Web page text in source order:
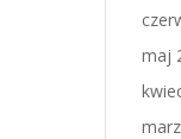
maj